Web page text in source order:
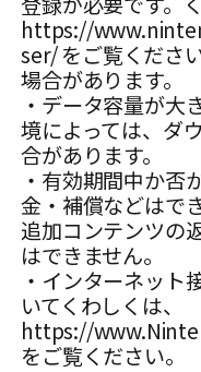
https://
ser/ をご覧くださ
場合があります。
・データ容量が大
境によっては、ダ
合があります。
・有効期間中か否
金・補償などはで
追加コンテンツの
はできません。
・インターネット
いてくわしくは、
https://
をご覧ください。